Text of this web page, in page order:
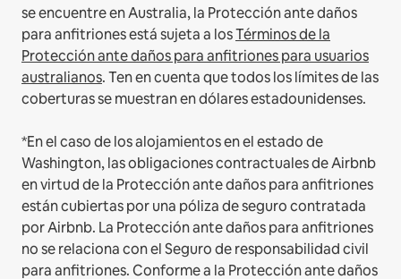
se encuentre en Australia, la Protección ante daños
para anfitriones está sujeta a losTérminos de la
Protección ante daños para anfitriones para usuarios
australianos. Ten en cuenta que todos los límites de las
coberturas se muestran en dólares estadounidenses.
*En el caso de los alojamientos en el estado de
Washington, las obligaciones contractuales de Airbnb
en virtud de la Protección ante daños para anfitriones
están cubiertas por una póliza de seguro contratada
por Airbnb. La Protección ante daños para anfitriones
no se relaciona con el Seguro de responsabilidad civil
para anfitriones. Conforme a la Protección ante daños